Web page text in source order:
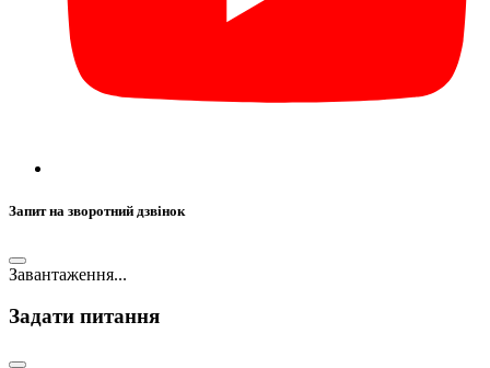
Запит на зворотний дзвінок
Завантаження...
Задати питання